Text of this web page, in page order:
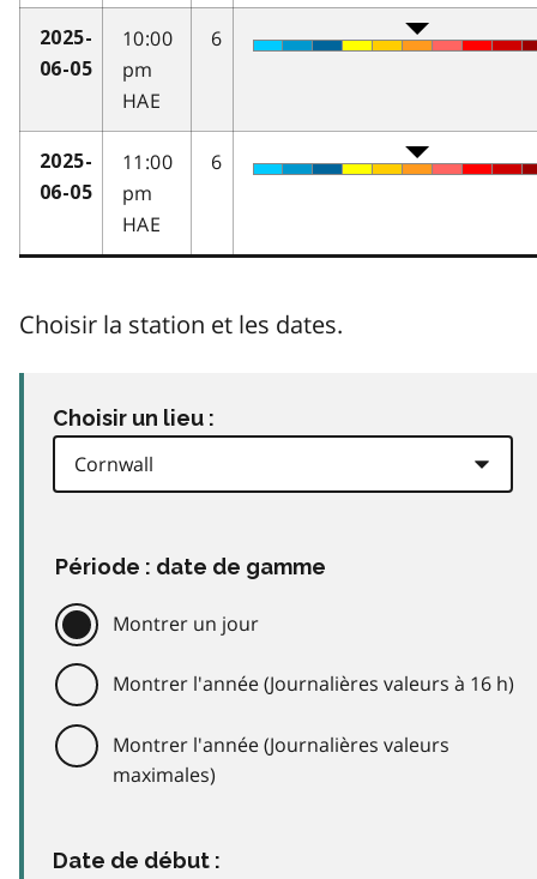
2025-
06-05
10:00
pm
HAE
6
2025-
06-05
11:00
pm
HAE
6
Choisir la station et les dates.
Choisir un lieu :
Période : date de gamme
Montrer un jour
Montrer l'année (Journalières valeurs à 16 h)
Montrer l'année (Journalières valeurs
maximales)
Date de début :